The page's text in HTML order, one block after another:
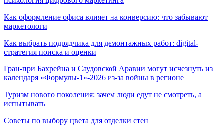
Как оформление офиса влияет на конверсию: что забывают
маркетологи
Как выбрать подрядчика для демонтажных работ: digital-
стратегия поиска и оценки
Гран-при Бахрейна и Саудовской Аравии могут исчезнуть из
календаря «Формулы-1»-2026 из-за войны в регионе
Туризм нового поколения: зачем люди едут не смотреть, а
испытывать
Советы по выбору цвета для отделки стен